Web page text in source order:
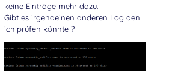
keine Einträge mehr dazu.
Gibt es irgendeinen anderen Log den
ich prüfen könnte ?